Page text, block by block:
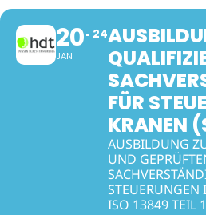
20
JAN
24
FÜR
KRANEN
AUSBILDUNG
UND
STEUERUNGEN
ISO 13849 TEIL